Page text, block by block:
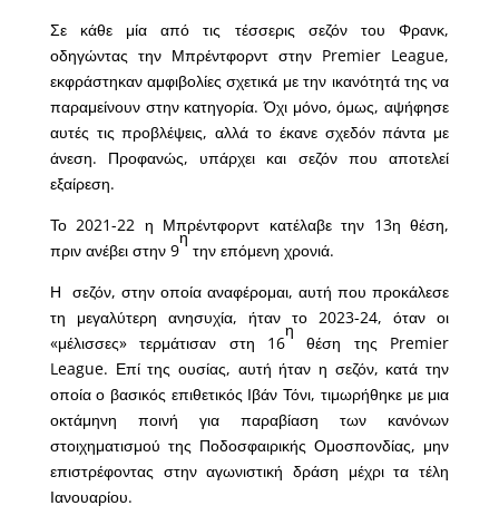
Σε κάθε μία από τις τέσσερις σεζόν του Φρανκ,
οδηγώντας την Μπρέντφορντ στην Premier League,
εκφράστηκαν αμφιβολίες σχετικά με την ικανότητά της να
παραμείνουν στην κατηγορία. Όχι μόνο, όμως, αψήφησε
αυτές τις προβλέψεις, αλλά το έκανε σχεδόν πάντα με
άνεση. Προφανώς, υπάρχει και σεζόν που αποτελεί
εξαίρεση.
Το 2021-22 η Μπρέντφορντ κατέλαβε την 13η θέση,
πριν ανέβει στην 9
η
την επόμενη χρονιά.
Η σεζόν, στην οποία αναφέρομαι, αυτή που προκάλεσε
τη μεγαλύτερη ανησυχία, ήταν το 2023-24, όταν οι
«μέλισσες» τερμάτισαν στη 16
η
θέση της Premier
League. Επί της ουσίας, αυτή ήταν η σεζόν, κατά την
οποία ο βασικός επιθετικός Ιβάν Τόνι, τιμωρήθηκε με μια
οκτάμηνη ποινή για παραβίαση των κανόνων
στοιχηματισμού της Ποδοσφαιρικής Ομοσπονδίας, μην
επιστρέφοντας στην αγωνιστική δράση μέχρι τα τέλη
Ιανουαρίου.